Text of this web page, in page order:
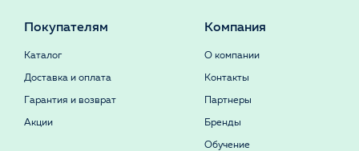
Покупателям
Каталог
Доставка и оплата
Гарантия и возврат
Акции
Компания
О компании
Контакты
Партнеры
Бренды
Обучение